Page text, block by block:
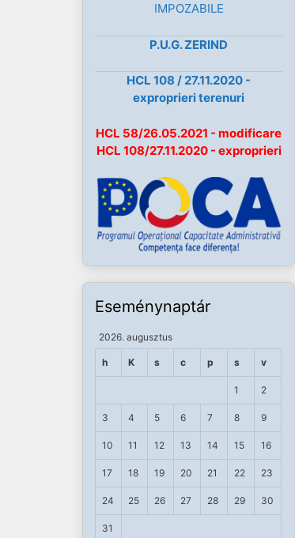
IMPOZABILE
P.U.G. ZERIND
HCL 108 / 27.11.2020 -
exproprieri terenuri
HCL 58/26.05.2021 - modificare
HCL 108/27.11.2020 - exproprieri
Eseménynaptár
2026. augusztus
h K s c p s v
1 2
3 4 5 6 7 8 9
10 11 12 13 14 15 16
17 18 19 20 21 22 23
24 25 26 27 28 29 30
31